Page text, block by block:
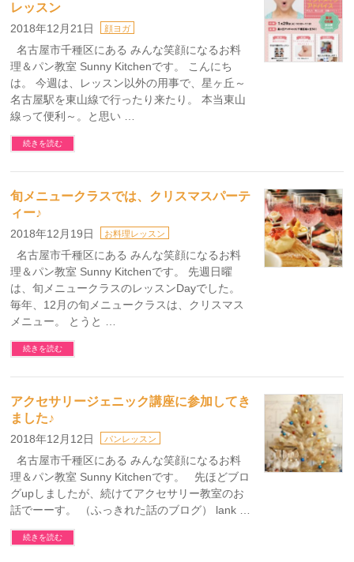
レッスン
2018年12月21日 顔ヨガ
名古屋市千種区にある みんな笑顔になるお料
理＆パン教室 Sunny Kitchenです。 こんにち
は。 今週は、レッスン以外の用事で、星ヶ丘～
名古屋駅を東山線で行ったり来たり。 本当東山
線って便利～。と思い …
続きを読む
旬メニュークラスでは、クリスマスパーテ
ィー♪
2018年12月19日 お料理レッスン
名古屋市千種区にある みんな笑顔になるお料
理＆パン教室 Sunny Kitchenです。 先週日曜
は、旬メニュークラスのレッスンDayでした。
毎年、12月の旬メニュークラスは、クリスマス
メニュー。 とうと …
続きを読む
アクセサリージェニック講座に参加してき
ました♪
2018年12月12日 パンレッスン
名古屋市千種区にある みんな笑顔になるお料
理＆パン教室 Sunny Kitchenです。 先ほどブロ
グupしましたが、続けてアクセサリー教室のお
話でーーす。 （ふっきれた話のブログ） lank …
続きを読む